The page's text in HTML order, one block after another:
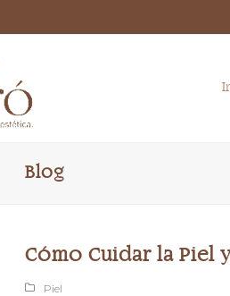
Blog
Cómo Cuidar la Piel
Piel